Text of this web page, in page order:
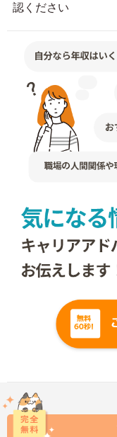
認ください